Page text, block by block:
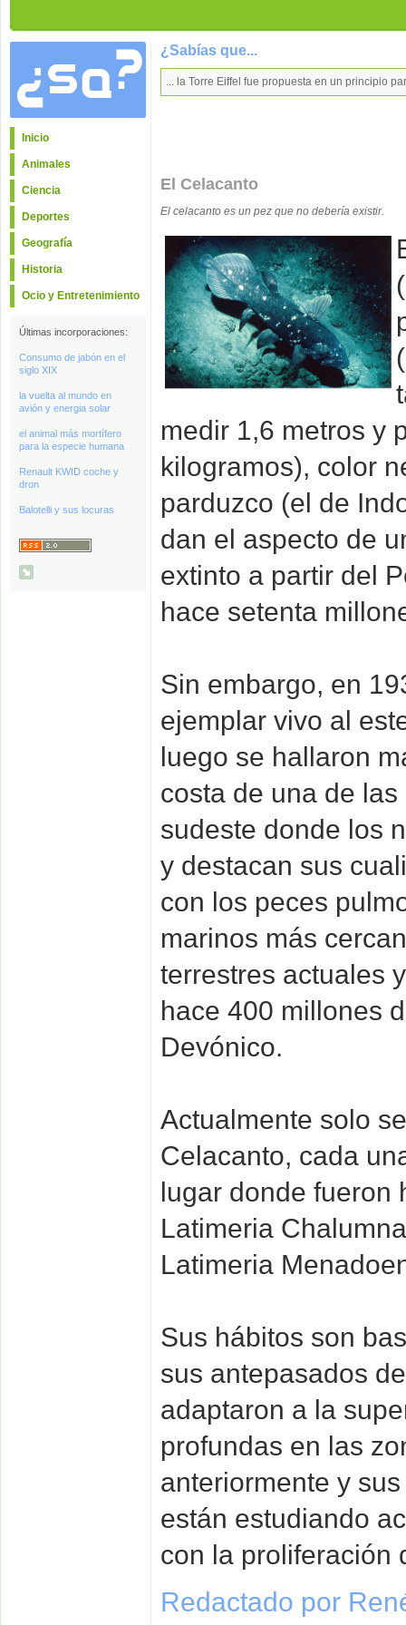
Inicio
Animales
Ciencia
Deportes
Geografía
Historia
Ocio y Entretenimiento
Últimas incorporaciones:
Consumo de jabón en el
siglo XIX
la vuelta al mundo en
avión y energia solar
el animal más mortífero
para la especie humana
Renault KWID coche y
dron
Balotelli y sus locuras
¿Sabías que...
... la Torre Eiffel fue propuesta en un principio
El Celacanto
El celacanto es un pez que no debería existir.
medir 1,6 metros y
kilogramos), color
parduzco (el de
dan el aspecto de
extinto a partir del
hace setenta
Sin embargo, en
ejemplar vivo al
luego se hallaron
costa de una de
sudeste donde los
y destacan sus
con los peces
marinos más
terrestres actuales
hace 400 millones
Devónico.
Actualmente solo
Celacanto, cada
lugar donde
Latimeria
Latimeria
Sus hábitos son
sus antepasados
adaptaron a la
profundas en las
anteriormente y
están estudiando
con la proliferación
Redactado por